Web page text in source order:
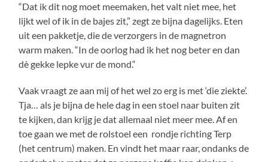
“Dat ik dit nog moet meemaken, het valt niet mee, het
lijkt wel of ik in de bajes zit,” zegt ze bijna dagelijks. Eten
uit een pakketje, die de verzorgers in de magnetron
warm maken. “In de oorlog had ik het nog beter en dan
dè gekke lepke vur de mond.“
Vaak vraagt ze aan mij of het wel zo erg is met ‘die ziekte’.
Tja… als je bijna de hele dag in een stoel naar buiten zit
te kijken, dan krijg je dat allemaal niet meer mee. Af en
toe gaan we met de rolstoel een rondje richting Terp
(het centrum) maken. En vindt het maar raar, ondanks de